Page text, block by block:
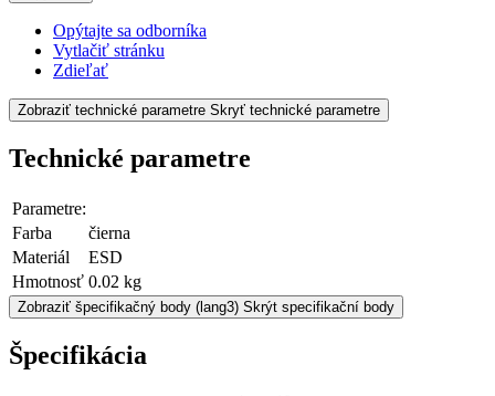
Opýtajte sa odborníka
Vytlačiť stránku
Zdieľať
Zobraziť technické parametre Skryť technické parametre
Technické parametre
Parametre:
Farba
čierna
Materiál
ESD
Hmotnosť 0.02 kg
Zobraziť špecifikačný body (lang3) Skrýt specifikační body
Špecifikácia